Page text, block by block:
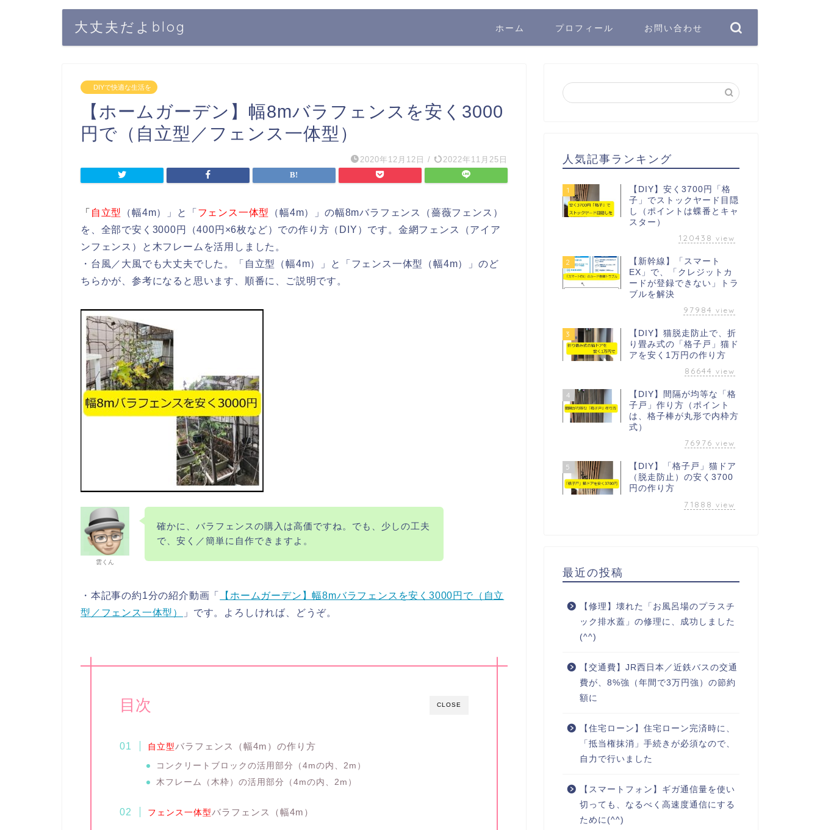
大丈夫だよblog ホーム プロフィール お問い合わせ
DIYで快適な生活を
【ホームガーデン】幅8mバラフェンスを安く3000
円で（自立型／フェンス一体型）
2020年12月12日 / 2022年11月25日
「 自立型 （幅4m）」と「 フェンス一体型
（幅4m）」の幅8mバラフェンス（薔薇フェンス）
を、全部で安く3000円（400円×6枚など）での作り方（DIY）です。金網フェンス（アイア
ンフェンス）と木フレームを活用しました。
・台風／大風でも大丈夫でした。「自立型（幅4m）」と「フェンス一体型（幅4m）」のど
ちらかが、参考になると思います、順番に、ご説明です。
雲くん
確かに、バラフェンスの購入は高価ですね。でも、少しの工夫
で、安く／簡単に自作できますよ。
・本記事の約1分の紹介動画「
【ホームガーデン】幅8mバラフェンスを安く3000円で（自立
型／フェンス一体型）
」です。よろしければ、どうぞ。
CLOSE
目次
自立型バラフェンス（幅4m）の作り方
コンクリートブロックの活用部分（4mの内、2m）
木フレーム（木枠）の活用部分（4mの内、2m）
フェンス一体型バラフェンス（幅4m）
人気記事ランキング
1
【DIY】安く3700円「格
子」でストックヤード目隠
し（ポイントは蝶番とキャ
スター）
120438 view
2
【新幹線】「スマート
EX」で、「クレジットカ
ードが登録できない」トラ
ブルを解決
97984 view
3
【DIY】猫脱走防止で、折
り畳み式の「格子戸」猫ド
アを安く1万円の作り方
86644 view
4
【DIY】間隔が均等な「格
子戸」作り方（ポイント
は、格子棒が丸形で内枠方
式）
76976 view
5
【DIY】「格子戸」猫ドア
（脱走防止）の安く3700
円の作り方
71888 view
最近の投稿
【修理】壊れた「お風呂場のプラスチ
ック排水蓋」の修理に、成功しました
(^^)
【交通費】JR西日本／近鉄バスの交通
費が、8%強（年間で3万円強）の節約
額に
【住宅ローン】住宅ローン完済時に、
「抵当権抹消」手続きが必須なので、
自力で行いました
【スマートフォン】ギガ通信量を使い
切っても、なるべく高速度通信にする
ために(^^)